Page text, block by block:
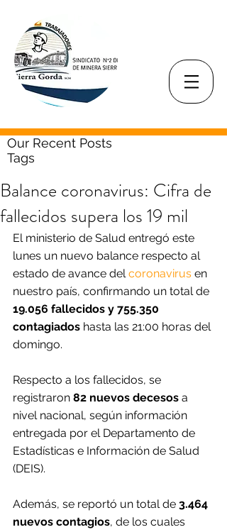
Our Recent Posts
Tags
Balance coronavirus: Cifra de
fallecidos supera los 19 mil
El ministerio de Salud entregó este
lunes un nuevo balance respecto al
estado de avance del coronavirus en
nuestro país, confirmando un total de
19.056 fallecidos y 755.350
contagiados hasta las 21:00 horas del
domingo.
Respecto a los fallecidos, se
registraron 82 nuevos decesos a
nivel nacional, según información
entregada por el Departamento de
Estadísticas e Información de Salud
(DEIS).
Además, se reportó un total de 3.464
nuevos contagios, de los cuales